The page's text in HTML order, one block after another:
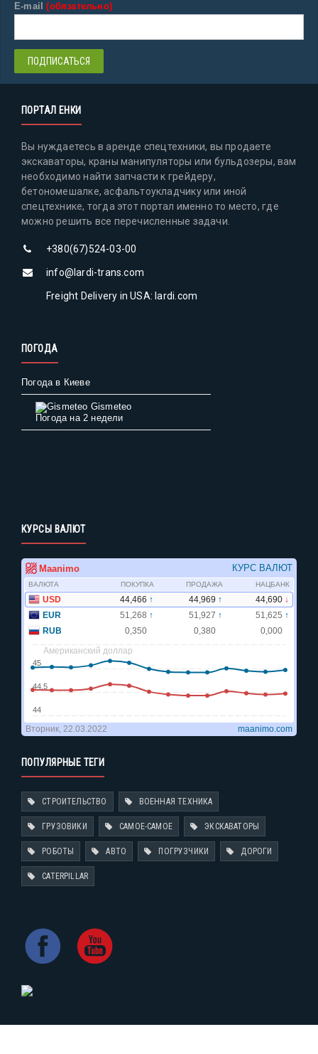
E-mail(обязательно)
ПОРТАЛ ЕНКИ
Вы нуждаетесь в аренде спецтехники, вы продаете
экскаваторы, краны манипуляторы или бульдозеры, вам
необходимо найти запчасти к грейдеру,
бетономешалке, асфальтоукладчику или иной
спецтехнике, тогда этот портал именно то место, где
можно решить все перечисленные задачи.
+380(67)524-03-00
info@lardi-trans.com
Freight Delivery in USA: lardi.com
ПОГОДА
Погода в Киеве
Gismeteo
Погода на 2 недели
КУРСЫ ВАЛЮТ
ПОПУЛЯРНЫЕ ТЕГИ
СТРОИТЕЛЬСТВО ВОЕННАЯ ТЕХНИКА
ГРУЗОВИКИ САМОЕ-САМОЕ ЭКСКАВАТОРЫ
РОБОТЫ АВТО ПОГРУЗЧИКИ ДОРОГИ
CATERPILLAR